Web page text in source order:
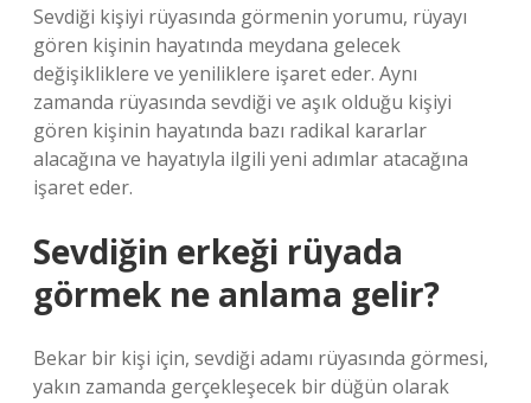
Sevdiği kişiyi rüyasında görmenin yorumu, rüyayı
gören kişinin hayatında meydana gelecek
değişikliklere ve yeniliklere işaret eder. Aynı
zamanda rüyasında sevdiği ve aşık olduğu kişiyi
gören kişinin hayatında bazı radikal kararlar
alacağına ve hayatıyla ilgili yeni adımlar atacağına
işaret eder.
Sevdiğin erkeği rüyada
görmek ne anlama gelir?
Bekar bir kişi için, sevdiği adamı rüyasında görmesi,
yakın zamanda gerçekleşecek bir düğün olarak